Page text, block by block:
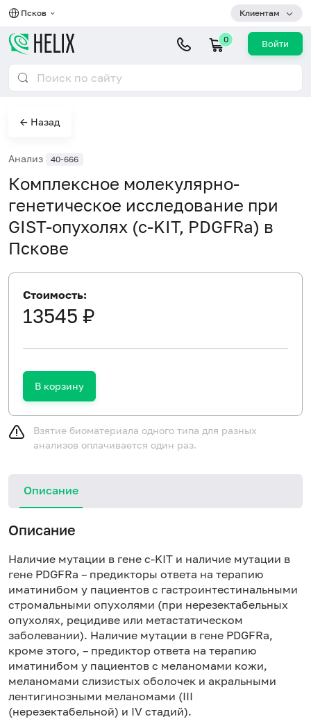
Псков Клиентам
0 Войти
← Назад
Анализ 40-666
Комплексное молекулярно-
генетическое исследование при
GIST-опухолях (c-KIT, PDGFRa) в
Пскове
Стоимость:
13545 ₽
В корзину
Взятие биоматериала одного типа для разных
анализов оплачивается один раз.
Описание
Описание
Наличие мутации в гене c-KIT и наличие мутации в
гене PDGFRa – предикторы ответа на терапию
иматинибом у пациентов с гастроинтестинальными
стромальными опухолями (при нерезектабельных
опухолях, рецидиве или метастатическом
заболевании). Наличие мутации в гене PDGFRa,
кроме этого, – предиктор ответа на терапию
иматинибом у пациентов с меланомами кожи,
меланомами слизистых оболочек и акральными
лентигинозными меланомами (III
(нерезектабельной) и IV стадий).